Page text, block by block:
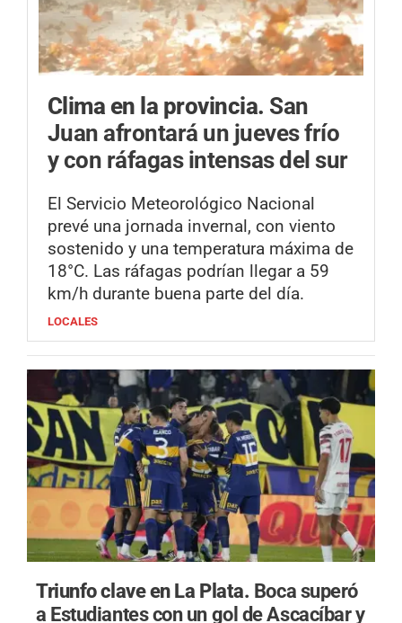
Clima en la provincia. San
Juan afrontará un jueves frío
y con ráfagas intensas del sur
El Servicio Meteorológico Nacional
prevé una jornada invernal, con viento
sostenido y una temperatura máxima de
18°C. Las ráfagas podrían llegar a 59
km/h durante buena parte del día.
LOCALES
Triunfo clave en La Plata. Boca superó
a Estudiantes con un gol de Ascacíbar y